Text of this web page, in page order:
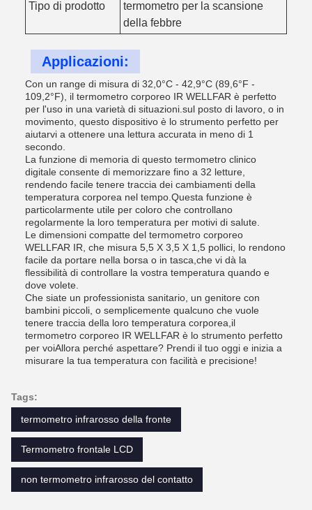
Tipo di prodotto
termometro per la scansione
della febbre
Applicazioni:
Con un range di misura di 32,0°C - 42,9°C (89,6°F -
109,2°F), il termometro corporeo IR WELLFAR è perfetto
per l'uso in una varietà di situazioni.sul posto di lavoro, o in
movimento, questo dispositivo è lo strumento perfetto per
aiutarvi a ottenere una lettura accurata in meno di 1
secondo.
La funzione di memoria di questo termometro clinico
digitale consente di memorizzare fino a 32 letture,
rendendo facile tenere traccia dei cambiamenti della
temperatura corporea nel tempo.Questa funzione è
particolarmente utile per coloro che controllano
regolarmente la loro temperatura per motivi di salute.
Le dimensioni compatte del termometro corporeo
WELLFAR IR, che misura 5,5 X 3,5 X 1,5 pollici, lo rendono
facile da portare nella borsa o in tasca,che vi dà la
flessibilità di controllare la vostra temperatura quando e
dove volete.
Che siate un professionista sanitario, un genitore con
bambini piccoli, o semplicemente qualcuno che vuole
tenere traccia della loro temperatura corporea,il
termometro corporeo IR WELLFAR è lo strumento perfetto
per voiAllora perché aspettare? Prendi il tuo oggi e inizia a
misurare la tua temperatura con facilità e precisione!
Tags:
termometro infrarosso della fronte
Termometro frontale LCD
non termometro infrarosso del contatto